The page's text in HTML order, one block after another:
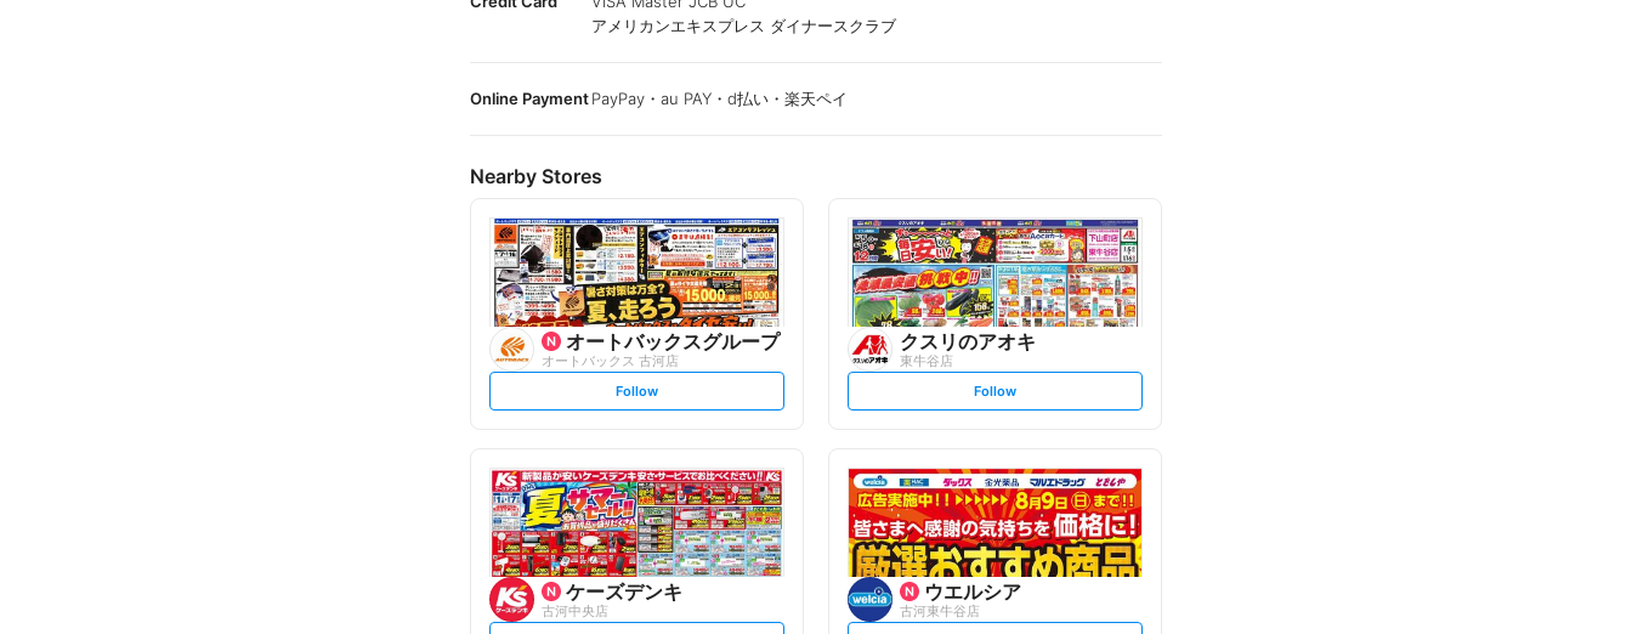
アメリカンエキスプレス ダイナースクラブ
Online PaymentPayPay・au PAY・d払い・楽天ペイ
Nearby Stores
オートバックスグループ
オートバックス 古河店
s
t
l
o
w
Follow
クスリのアオキ
東牛谷店
s
t
l
w
Follow
ケーズデンキ
古河中央店
ウエルシア
古河東牛谷店